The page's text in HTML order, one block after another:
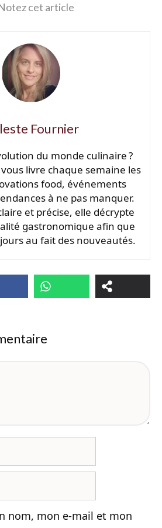
cet article
Fournier
du monde culinaire ?
livre chaque semaine les
food, événements
à ne pas manquer.
et précise, elle décrypte
gastronomique afin que
au fait des nouveautés.
nom, mon e-mail et mon